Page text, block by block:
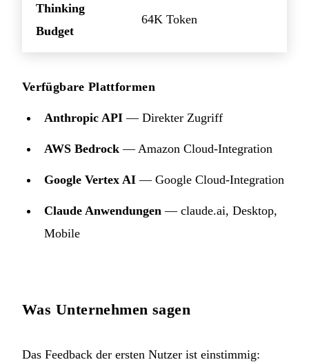
Thinking
Budget
64K Token
Verfügbare Plattformen
Anthropic API — Direkter Zugriff
AWS Bedrock — Amazon Cloud-Integration
Google Vertex AI — Google Cloud-Integration
Claude Anwendungen — claude.ai, Desktop,
Mobile
Was Unternehmen sagen
Das Feedback der ersten Nutzer ist einstimmig: